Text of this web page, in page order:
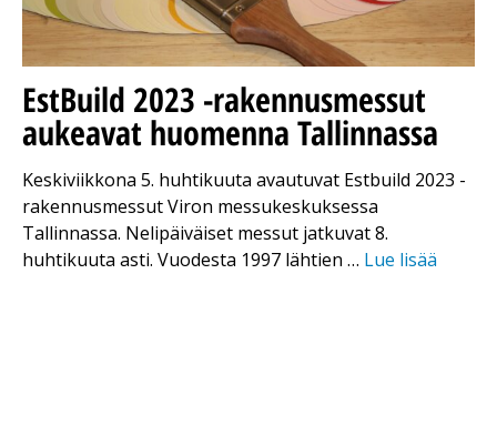
EstBuild 2023 -rakennusmessut
aukeavat huomenna Tallinnassa
Keskiviikkona 5. huhtikuuta avautuvat Estbuild 2023 -
rakennusmessut Viron messukeskuksessa
Tallinnassa. Nelipäiväiset messut jatkuvat 8.
huhtikuuta asti. Vuodesta 1997 lähtien … Lue lisää